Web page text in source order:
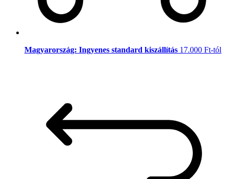
Magyarország: Ingyenes standard kiszállítás 17.000 Ft-tól